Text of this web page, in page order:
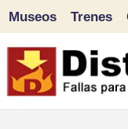
Saltar
al
Museos Trenes